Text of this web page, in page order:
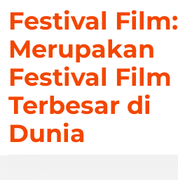
content
Festival Film:
Merupakan
Festival Film
Terbesar di
Dunia